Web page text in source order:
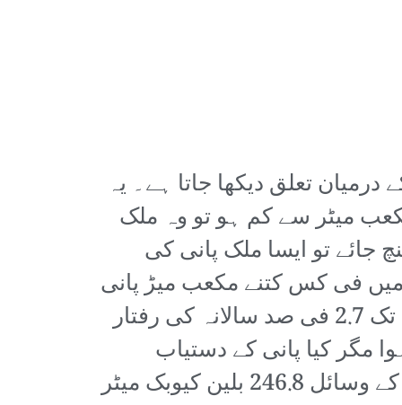
تعلق دیکھا جاتا ہے۔ یہ
بیان کرتا ہے کہ اگر فی کس پانی کی موجودگی کسی ملک میں 1700 مکعب میٹر سے کم ہو تو وہ ملک
میٹر فی کس تک پہنچ جائے تو ایسا ملک پانی کی
میں فی کس کتنے مکعب میڑ پانی
دستیاب ہے؟ صرف 1017 مکعب میٹر۔ ایک طرف آبادی میں 1972ء سے 2020ء تک 2.7 فی صد سالانہ کی رفتار
0.7 فی صد سالانہ اضافہ ہوا مگر کیا پانی کے دستیاب
وسائل میں کوئی اضافہ کیا گیا؟ بالکل نہیں۔ 1972ء میں بھی ہمارے پاس پانی کے وسائل 246.8 بلین کیوبک میٹر